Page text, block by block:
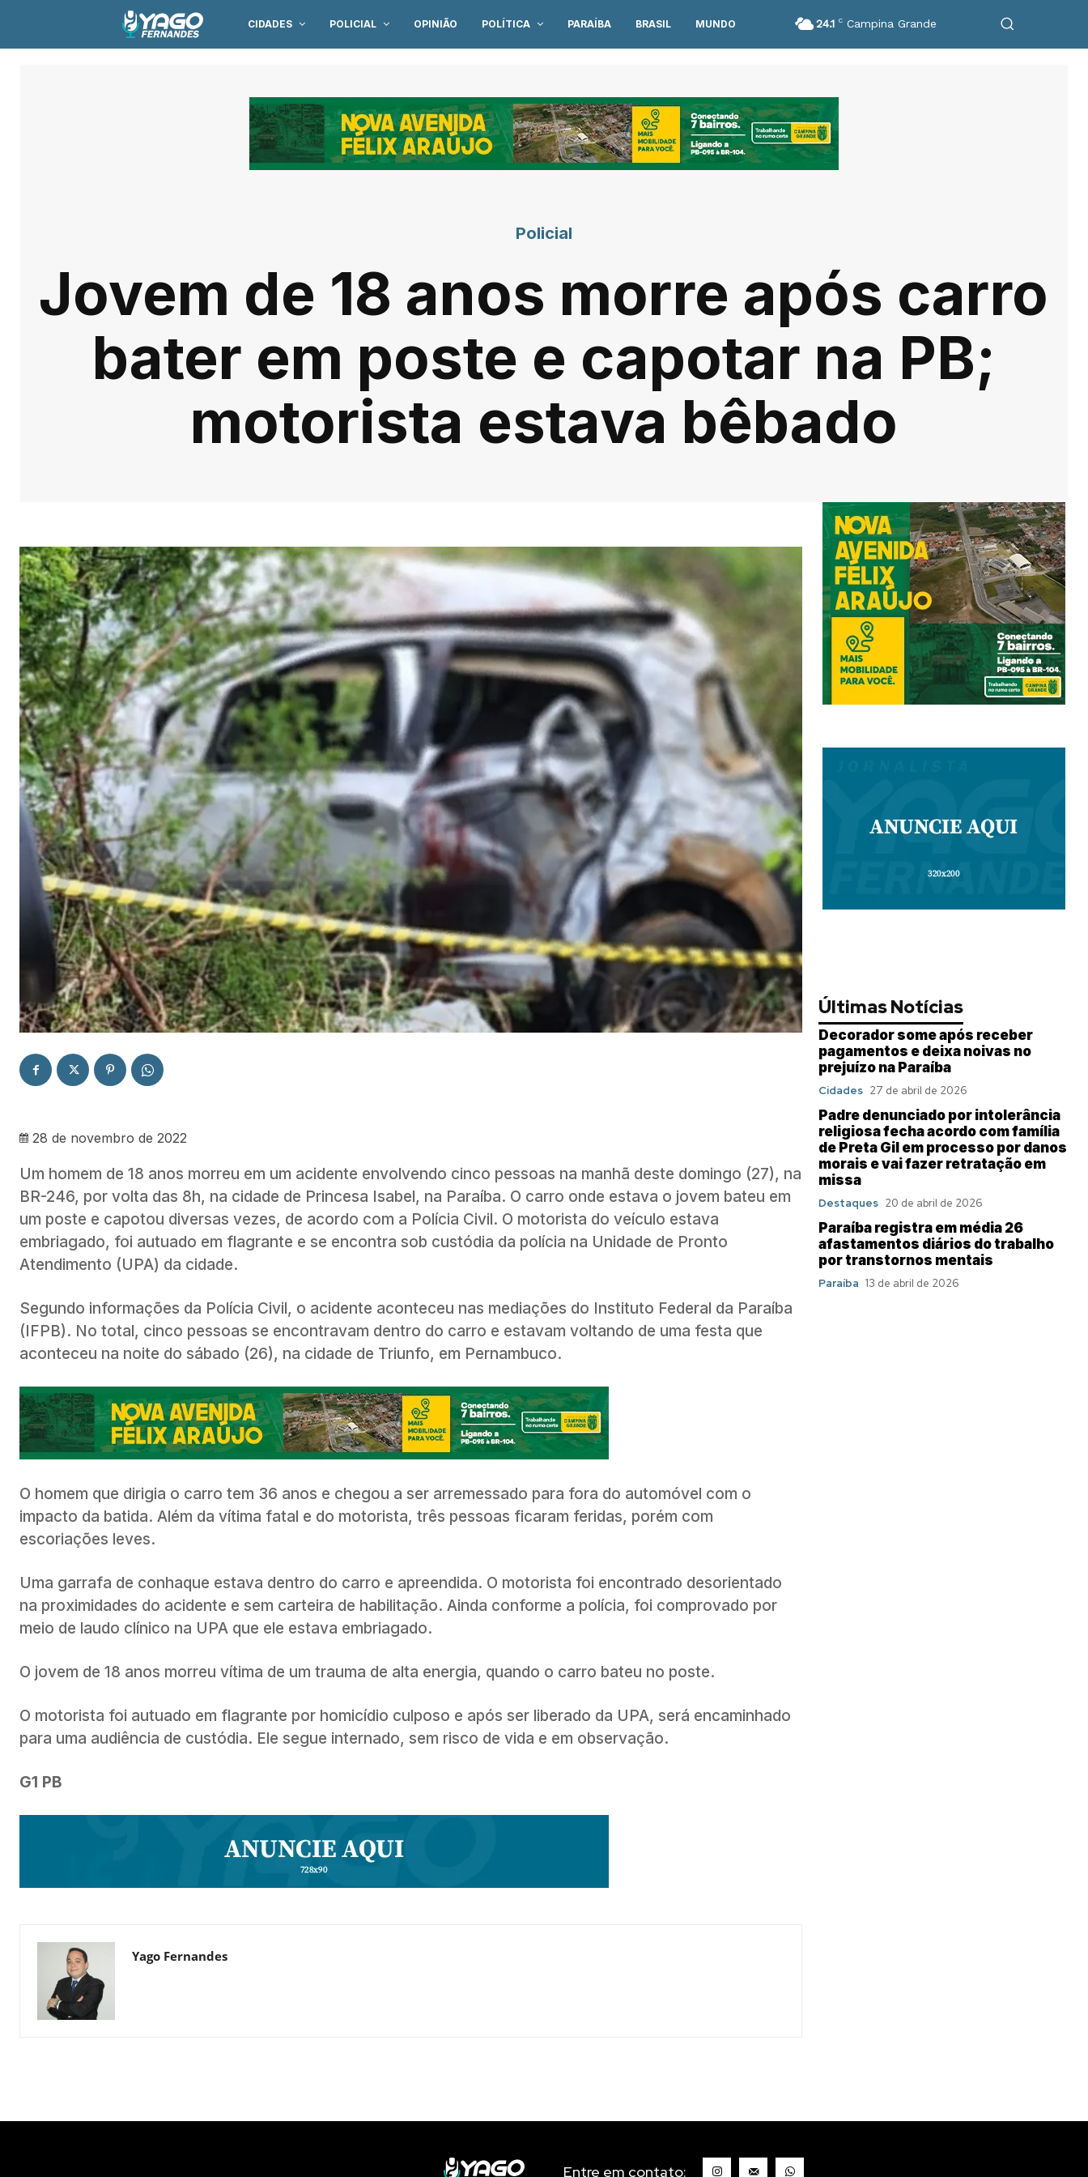
CIDADES POLICIAL OPINIÃO POLÍTICA PARAÍBA BRASIL MUNDO 24.1 C Campina Grande
Policial
Jovem de 18 anos morre após carro
bater em poste e capotar na PB;
motorista estava bêbado
28 de novembro de 2022
Um homem de 18 anos morreu em um acidente envolvendo cinco pessoas na manhã deste domingo (27), na
BR-246, por volta das 8h, na cidade de Princesa Isabel, na Paraíba. O carro onde estava o jovem bateu em
um poste e capotou diversas vezes, de acordo com a Polícia Civil. O motorista do veículo estava
embriagado, foi autuado em flagrante e se encontra sob custódia da polícia na Unidade de Pronto
Atendimento (UPA) da cidade.
Segundo informações da Polícia Civil, o acidente aconteceu nas mediações do Instituto Federal da Paraíba
(IFPB). No total, cinco pessoas se encontravam dentro do carro e estavam voltando de uma festa que
aconteceu na noite do sábado (26), na cidade de Triunfo, em Pernambuco.
O homem que dirigia o carro tem 36 anos e chegou a ser arremessado para fora do automóvel com o
impacto da batida. Além da vítima fatal e do motorista, três pessoas ficaram feridas, porém com
escoriações leves.
Uma garrafa de conhaque estava dentro do carro e apreendida. O motorista foi encontrado desorientado
na proximidades do acidente e sem carteira de habilitação. Ainda conforme a polícia, foi comprovado por
meio de laudo clínico na UPA que ele estava embriagado.
O jovem de 18 anos morreu vítima de um trauma de alta energia, quando o carro bateu no poste.
O motorista foi autuado em flagrante por homicídio culposo e após ser liberado da UPA, será encaminhado
para uma audiência de custódia. Ele segue internado, sem risco de vida e em observação.
G1 PB
Yago Fernandes
Últimas Notícias
Decorador some após receber
pagamentos e deixa noivas no
prejuízo na Paraíba
Cidades 27 de abril de 2026
Padre denunciado por intolerância
religiosa fecha acordo com família
de Preta Gil em processo por danos
morais e vai fazer retratação em
missa
Destaques 20 de abril de 2026
Paraíba registra em média 26
afastamentos diários do trabalho
por transtornos mentais
Paraíba 13 de abril de 2026
Entre em contato: